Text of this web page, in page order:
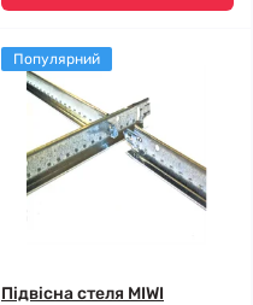
Популярний
Підвісна стеля MIWI